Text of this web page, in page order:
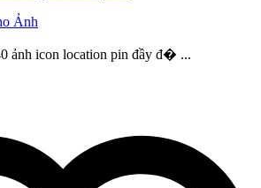
Ảnh
ảnh icon location pin đầy đ� ...